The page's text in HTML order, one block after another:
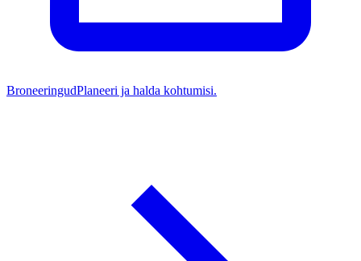
BroneeringudPlaneeri ja halda kohtumisi.